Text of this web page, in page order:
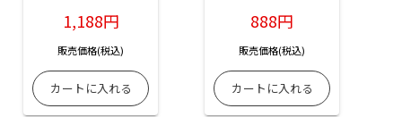
1,188円
販売価格(税込)
888円
販売価格(税込)